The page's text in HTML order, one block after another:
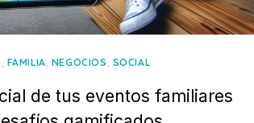
, FAMILIA, NEGOCIOS, SOCIAL
de tus eventos familiares